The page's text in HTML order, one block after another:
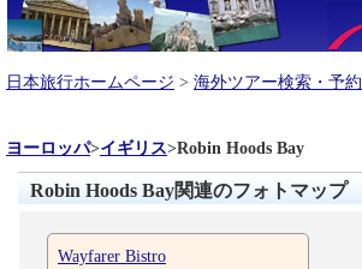
日本旅行ホームページ > 海外ツアー検索・予約
ヨーロッパ>イギリス>Robin Hoods Bay
Robin Hoods Bay関連のフォトマップ
Wayfarer Bistro